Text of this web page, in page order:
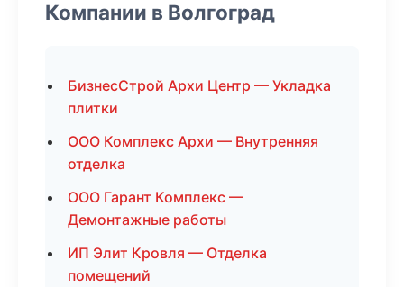
Компании в Волгоград
БизнесСтрой Архи Центр — Укладка
плитки
ООО Комплекс Архи — Внутренняя
отделка
ООО Гарант Комплекс —
Демонтажные работы
ИП Элит Кровля — Отделка
помещений